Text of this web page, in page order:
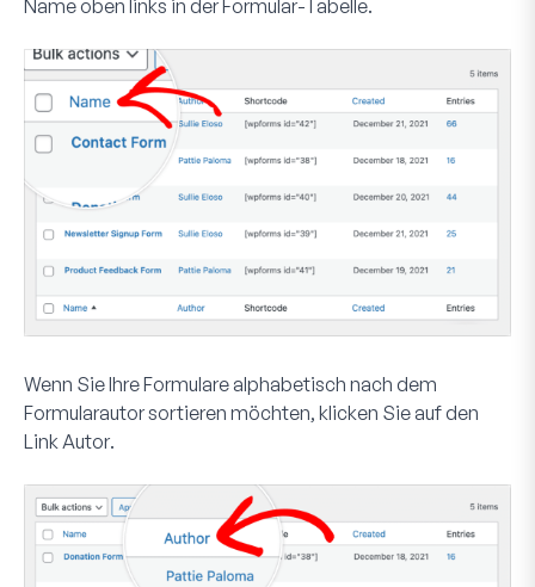
Nameoben links in der Formular-Tabelle.
Wenn Sie Ihre Formulare alphabetisch nach dem
Formularautor sortieren möchten, klicken Sie auf den
Link Autor.